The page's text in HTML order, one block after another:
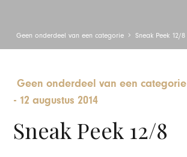
Geen onderdeel van een categorie Sneak Peek 12/8
Geen onderdeel van een categorie
- 12 augustus 2014
Sneak Peek 12/8